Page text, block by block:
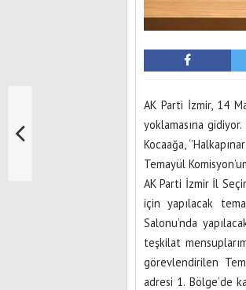
AK Parti İzmir, 14
yoklamasına
Kocaağa,
Temayül
AK Parti İzmir İl
için yapılacak
Salonu’nda
teşkilat
görevlendirilen
adresi 1. Bölge’de